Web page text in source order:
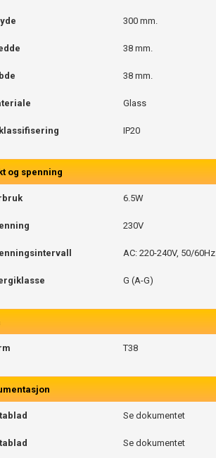
300 mm.
38 mm.
38 mm.
Glass
IP20
og spenning
6.5W
230V
AC: 220-240V, 50/60Hz
G (A-G)
T38
Se dokumentet
Se dokumentet